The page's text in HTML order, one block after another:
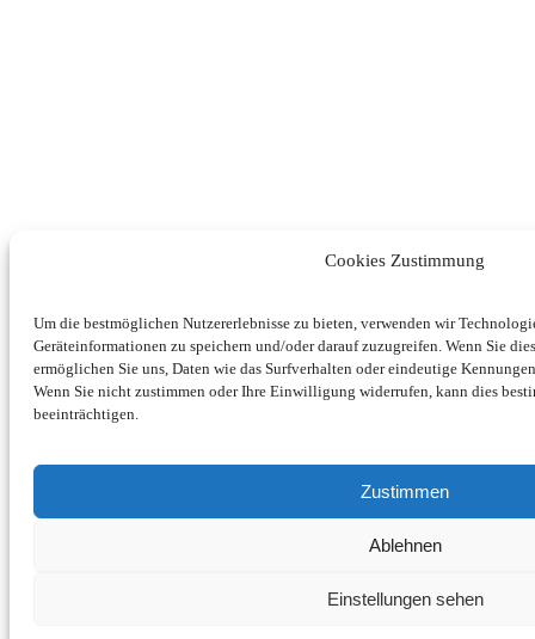
Cookies Zustimmung
Um die bestmöglichen Nutzererlebnisse zu bieten, verwenden wir
Geräteinformationen zu speichern und/oder darauf zuzugreifen. Wenn Sie
ermöglichen Sie uns, Daten wie das Surfverhalten oder eindeutige
Wenn Sie nicht zustimmen oder Ihre Einwilligung widerrufen, kann dies
beeinträchtigen.
Zustimmen
Ablehnen
Einstellungen sehen